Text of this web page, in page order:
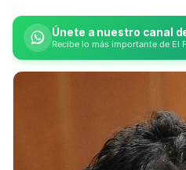
Únete a nuestro canal
Recibe lo más importante de El